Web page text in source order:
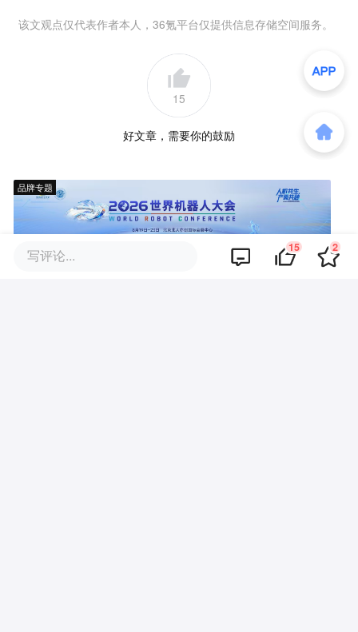
该文观点仅代表作者本人，36氪平台仅提供信息存储空间服务。
15
好文章，需要你的鼓励
品牌专题
写评论... 15 2